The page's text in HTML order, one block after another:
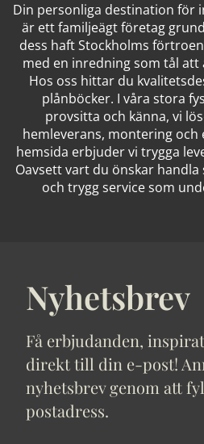
Din personliga destination för
är ett familjeägt företag
dess haft Stockholms
med en inredning som tål att
Hos oss hittar du
plånböcker. I våra stora
provsitta och känna, vi
hemleverans, montering och
hemsida erbjuder vi trygga
Oavsett vart du önskar
och trygg service som
Nyhetsbrev
Få erbjudanden,
direkt till din e-post!
nyhetsbrev genom att
postadress.